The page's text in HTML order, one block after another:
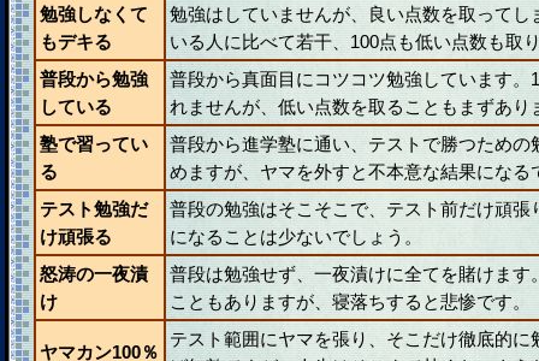
勉強しなくて
もデキる
勉強はしていませんが、良い点数を取って
いる人に比べて若干、100点も低い点数も取
普段から勉強
している
普段から真面目にコツコツ勉強しています。
れませんが、低い点数を取ることもまずあり
塾で習ってい
る
普段から進学塾に通い、テストで勝つため
めますが、ヤマを外すと不本意な結果になる
テスト勉強だ
け頑張る
普段の勉強はそこそこで、テスト前だけ頑
になることは少ないでしょう。
怒涛の一夜漬
け
普段は勉強せず、一夜漬けに全てを賭けま
こともありますが、寝落ちすると悲惨です。
ヤマカン100％
テスト範囲にヤマを張り、そこだけ徹底的